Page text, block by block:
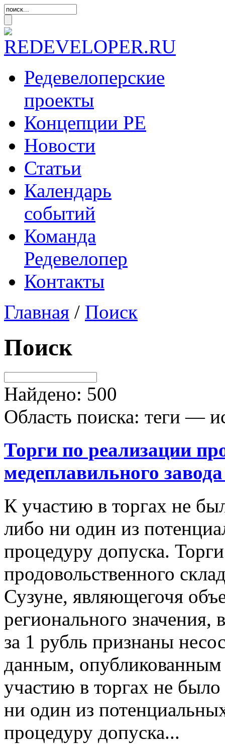
Редевелоперские
проекты
Концепции РЕ
Новости
Статьи
Календарь
событий
Команда
Редевелопер
Контакты
Главная / Поиск
Поиск
Найдено: 500
Область поиска: теги —
Торги по реализации
медеплавильного
К участию в торгах не
либо ни один из
процедуру допуска.
продовольственного
Сузуне, являющегочя
регионального
за 1 рубль признаны
данным,
участию в торгах не
ни один из
процедуру допуска...